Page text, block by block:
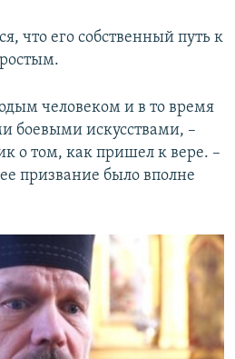
что его собственный путь к
человеком и в то время
боевыми искусствами, –
о том, как пришел к вере. –
призвание было вполне